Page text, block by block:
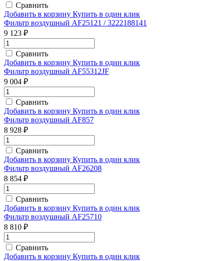
Сравнить
Добавить в корзину Купить в один клик
Фильтр воздушный AF25121 / 3222188141
9 123 ₽
Сравнить
Добавить в корзину Купить в один клик
Фильтр воздушный AF55312JF
9 004 ₽
Сравнить
Добавить в корзину Купить в один клик
Фильтр воздушный AF857
8 928 ₽
Сравнить
Добавить в корзину Купить в один клик
Фильтр воздушный AF26208
8 854 ₽
Сравнить
Добавить в корзину Купить в один клик
Фильтр воздушный AF25710
8 810 ₽
Сравнить
Добавить в корзину Купить в один клик